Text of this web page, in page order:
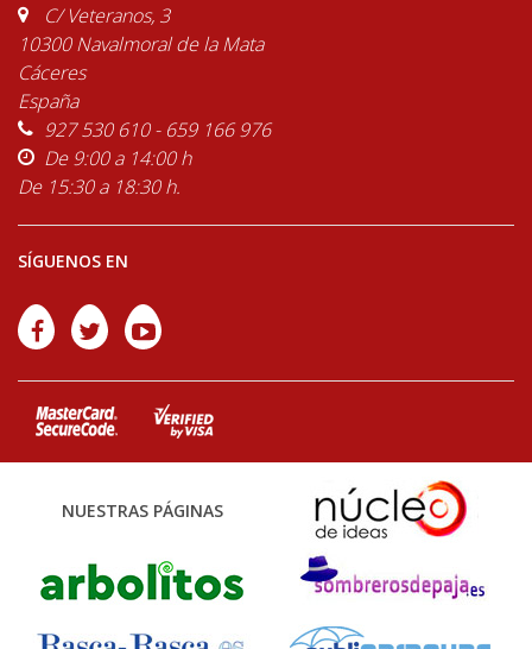
C/ Veteranos, 3
10300 Navalmoral de la Mata
Cáceres
España
927 530 610 - 659 166 976
De 9:00 a 14:00 h
De 15:30 a 18:30 h.
SÍGUENOS EN
NUESTRAS PÁGINAS